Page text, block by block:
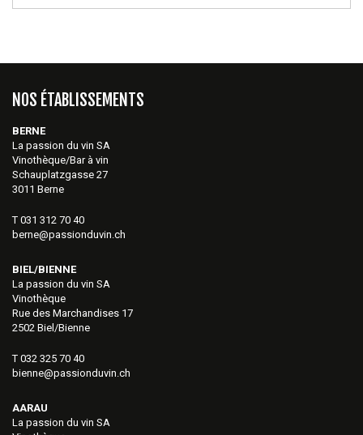
NOS ÉTABLISSEMENTS
BERNE
La passion du vin SA
Vinothèque/Bar à vin
Schauplatzgasse 27
3011 Berne
T 031 312 70 40
berne@passionduvin.ch
BIEL/BIENNE
La passion du vin SA
Vinothèque
Rue des Marchandises 17
2502 Biel/Bienne
T 032 325 70 40
bienne@passionduvin.ch
AARAU
La passion du vin SA